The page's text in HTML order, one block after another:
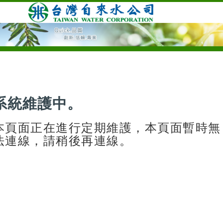
統維護中。
頁面正在進行定期維護，本頁面暫時無
連線，請稍後再連線。